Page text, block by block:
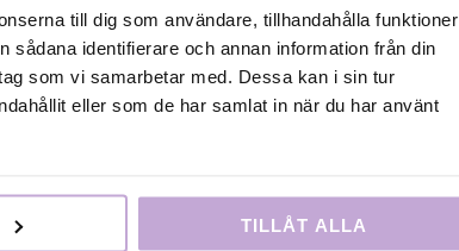
till dig som användare, tillhandahålla funktioner
identifierare och annan information från din
som vi samarbetar med. Dessa kan i sin tur
eller som de har samlat in när du har använt
TILLÅT ALLA
som Andreas arbetat med finns
LAS PALMAS, Jonas Odells
FÖR ABRAKADABRA.
haft uppdrag inom
Lang AG, arbetat med